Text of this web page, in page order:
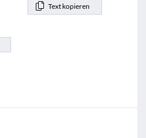
Text kopieren